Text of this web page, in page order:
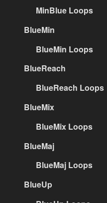
MinBlue Loops
BlueMin
BlueMin Loops
BlueReach
BlueReach Loops
BlueMix
BlueMix Loops
BlueMaj
BlueMaj Loops
BlueUp